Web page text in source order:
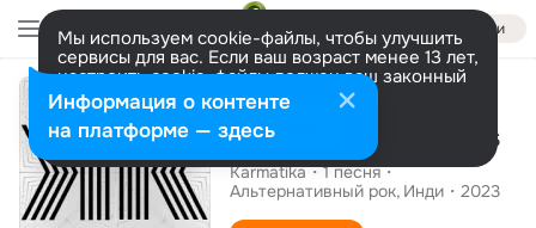
Войти
Мы используем cookie-файлы, чтобы улучшить
сервисы для вас. Если ваш возраст менее 13 лет,
настроить cookie-файлы должен ваш законный
представитель. Больше информации
Разрешить все Настроить
Сингл
Entera una Vez Más
Karmatika 1песня
Альтернативный рок Инди 2023
Информация о контенте
на платформе — здесь